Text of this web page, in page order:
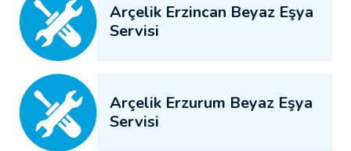
Arçelik Erzincan Beyaz Eşya
Servisi
Arçelik Erzurum Beyaz Eşya
Servisi